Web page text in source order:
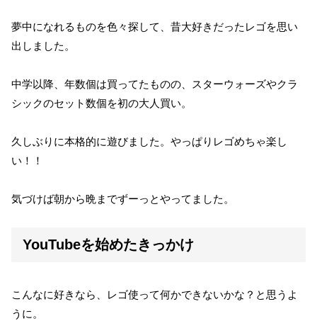
夢中になれるものを色々探して、昔大好きだったレゴを思い
出しました。
中学以降、年数個は買ってたものの、スターウォーズやクラ
シックのセット数個を初の大人買い。
久しぶりに本格的に遊びました。やっぱりレゴめちゃ楽し
い！！
気づけば朝から晩までずーっとやってました。
YouTubeを始めたきっかけ
こんなに好きなら、レゴ使って何かできないかな？と思うよ
うに。